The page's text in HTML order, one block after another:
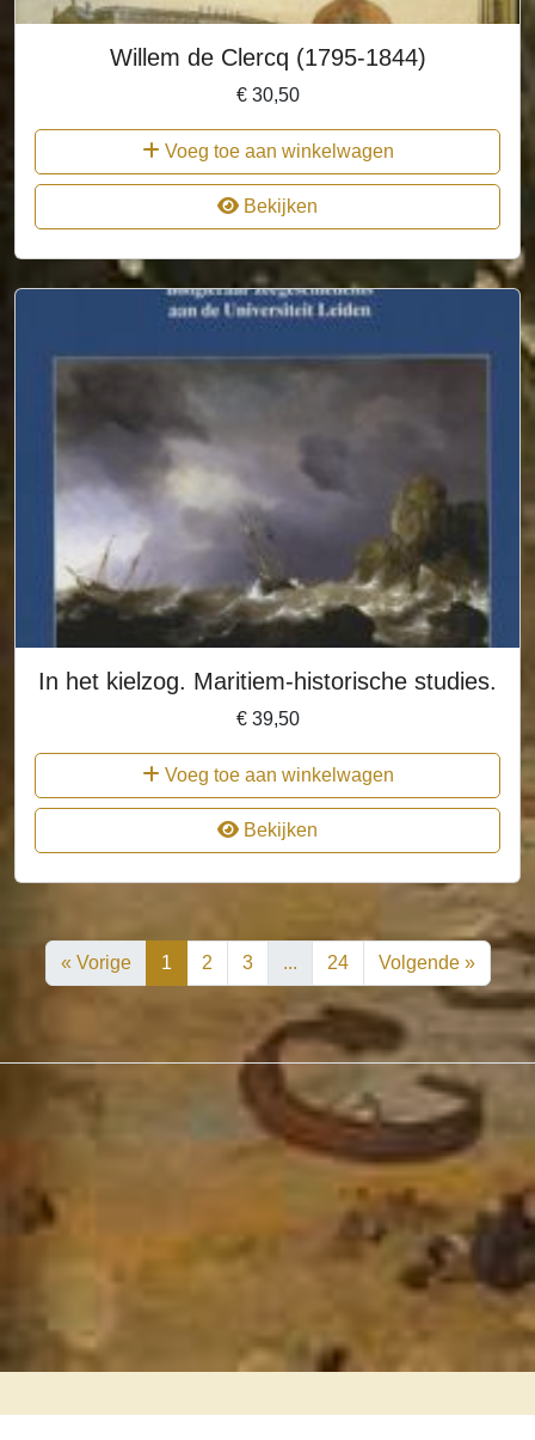
Willem de Clercq (1795-1844)
€30,50
Voeg toe aan winkelwagen
Bekijken
In het kielzog. Maritiem-historische studies.
€39,50
Voeg toe aan winkelwagen
Bekijken
« Vorige 1 2 3 ... 24 Volgende »